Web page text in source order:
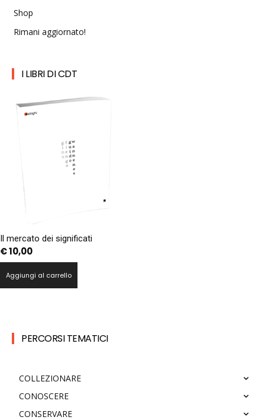
Shop
Rimani aggiornato!
I LIBRI DI CDT
Il mercato dei significati
€10,00
Aggiungi al carrello
PERCORSI TEMATICI
COLLEZIONARE
CONOSCERE
CONSERVARE